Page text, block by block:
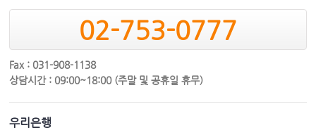
02-753-0777
Fax : 031-908-1138
상담시간 : 09:00~18:00 (주말 및 공휴일 휴무)
우리은행